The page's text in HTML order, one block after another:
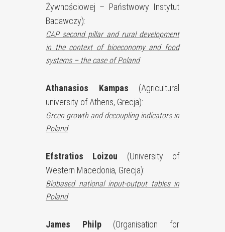
Żywnościowej – Państwowy Instytut
Badawczy):
CAP second pillar and rural development
in the context of bioeconomy and food
systems – the case of Poland
Athanasios Kampas (Agricultural
university of Athens, Grecja):
Green growth and decoupling indicators in
Poland
Efstratios Loizou (University of
Western Macedonia, Grecja):
Biobased national input-output tables in
Poland
James Philp(Organisation for